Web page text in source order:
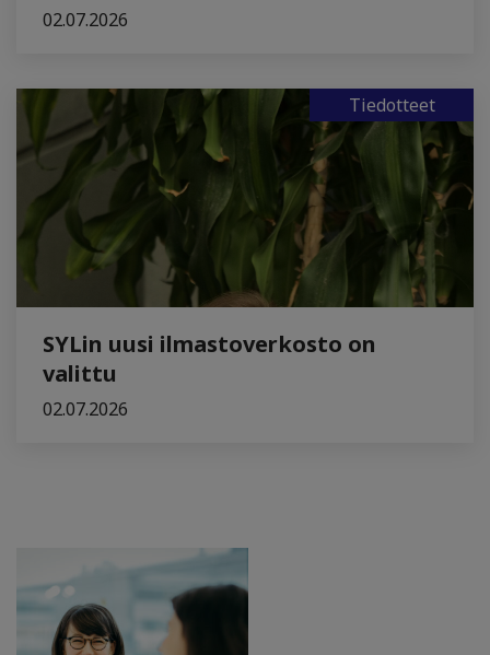
02.07.2026
Tiedotteet
SYLin uusi ilmastoverkosto on
valittu
02.07.2026